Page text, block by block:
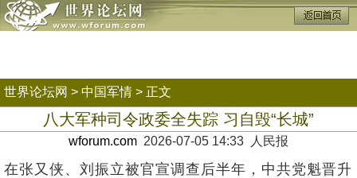
世界论坛网 > 中国军情 > 正文
八大军种司令政委全失踪 习自毁“长城”
wforum.com 2026-07-05 14:33 人民报
在张又侠、刘振立被官宣调查后半年，中共党魁晋升